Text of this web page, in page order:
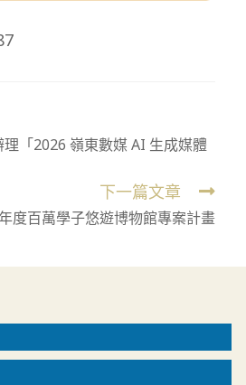
「2026 嶺東數媒 AI 生成媒體
下一篇文章
度百萬學子悠遊博物館專案計畫